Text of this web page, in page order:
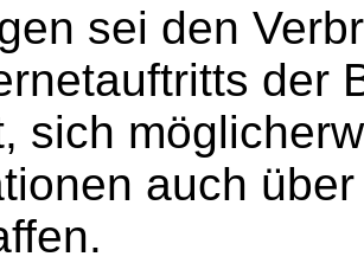
sei den
der
sich
auch